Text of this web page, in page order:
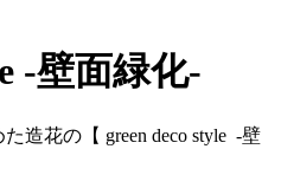
-壁面緑化-
造花の【 green deco style -壁